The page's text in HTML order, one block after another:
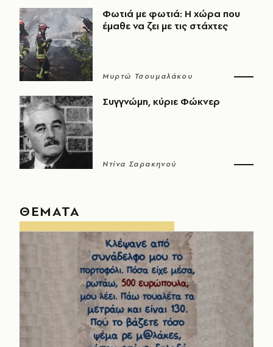
Φωτιά με φωτιά: Η χώρα που
έμαθε να ζει με τις στάχτες
Μυρτώ Τσουμαλάκου
Συγγνώμη, κύριε Φώκνερ
Ντίνα Σαρακηνού
ΘΕΜΑΤΑ